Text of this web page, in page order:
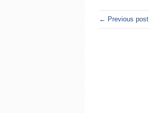
← Previous post